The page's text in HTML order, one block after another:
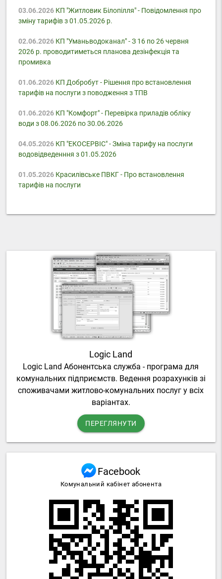
03.06.2026КП "Житловик Білопілля" - Повідомлення про
зміну тарифів з 01.05.2026 р.
02.06.2026КП "Уманьводоканал" - З 16 по 26 червня
2026 р. проводитиметься планова дезінфекція та
промивка
01.06.2026КП Добробут - Pішення про встановлення
тарифів на послуги з поводження з ТПВ
01.06.2026КП "Комфорт" - Перевірка приладів обліку
води з 08.06.2026 по 30.06.2026
04.05.2026КП "ЕКОСЕРВІС" - Зміна тарифу на послуги
водовідведенння з 01.05.2026
01.05.2026Красилівське ПВКГ - Про встановлення
тарифів на послуги
Logic Land
Logic Land Абонентська служба - програма для
комунальних підприємств. Ведення розрахунків зі
споживачами житлово-комунальних послуг у всіх
варіантах.
ПЕРЕГЛЯНУТИ
Facebook
Комунальний кабінет абонента